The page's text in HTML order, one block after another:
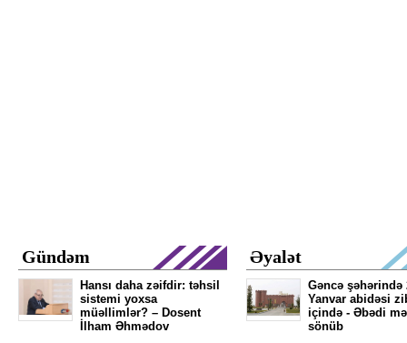
Gündəm
Hansı daha zəifdir: təhsil
sistemi yoxsa
müəllimlər? – Dosent
İlham Əhmədov
Əyalət
Gəncə şəhərində
Yanvar abidəsi
içində - Əbədi
sönüb